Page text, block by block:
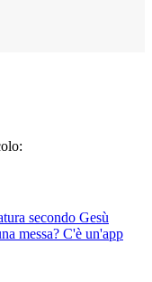
secondo Gesù
messa? C'è un'app